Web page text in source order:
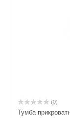
(0)
Тумба